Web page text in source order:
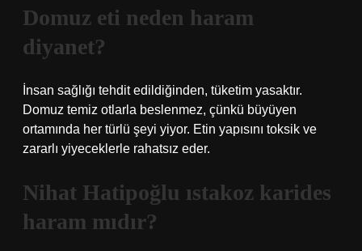
Domuz eti neden haram
diyanet?
İnsan sağlığı tehdit edildiğinden, tüketim yasaktır.
Domuz temiz otlarla beslenmez, çünkü büyüyen
ortamında her türlü şeyi yiyor. Etin yapısını toksik ve
zararlı yiyeceklerle rahatsız eder.
Nihat Hatipoğlu ıstakoz karides
haram mıdır?